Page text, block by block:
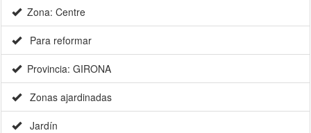
Zona: Centre
Para reformar
Provincia: GIRONA
Zonas ajardinadas
Jardín